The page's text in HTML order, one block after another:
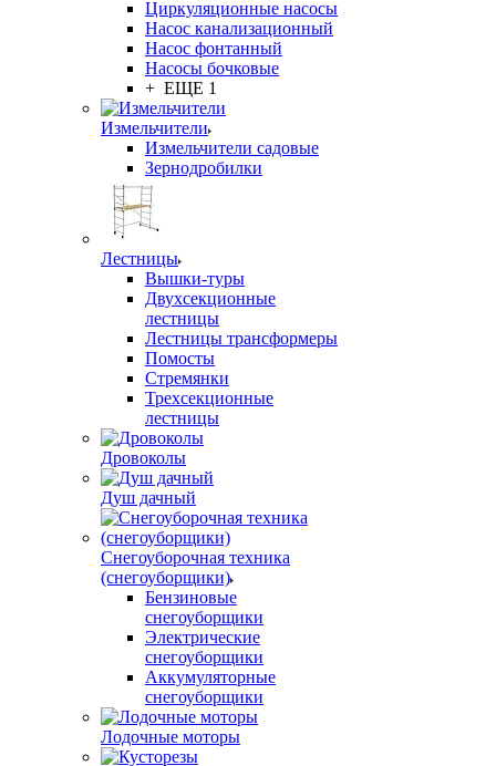
Циркуляционные насосы
Насос канализационный
Насос фонтанный
Насосы бочковые
+ ЕЩЕ 1
Измельчители
Измельчители садовые
Зернодробилки
Лестницы
Вышки-туры
Двухсекционные
лестницы
Лестницы трансформеры
Помосты
Стремянки
Трехсекционные
лестницы
Дровоколы
Душ дачный
Снегоуборочная техника
(снегоуборщики)
Бензиновые
снегоуборщики
Электрические
снегоуборщики
Аккумуляторные
снегоуборщики
Лодочные моторы